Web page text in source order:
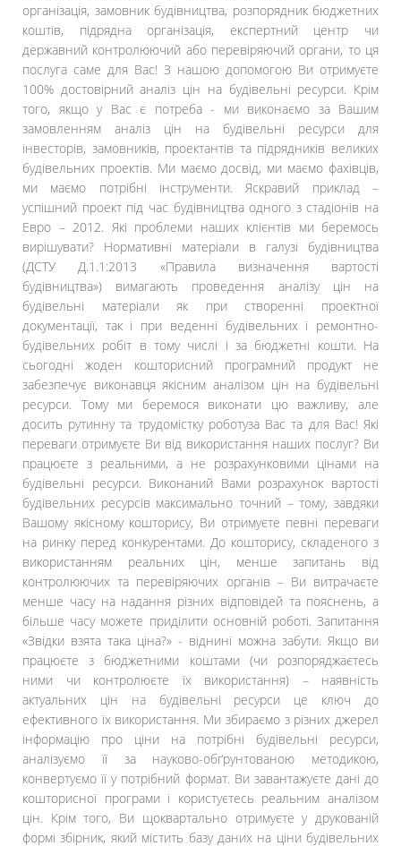
організація, замовник будівництва, розпорядник бюджетних
коштів, підрядна організація, експертний центр чи
державний контролюючий або перевіряючий органи, то ця
послуга саме для Вас! З нашою допомогою Ви отримуєте
100% достовірний аналіз цін на будівельні ресурси. Крім
того, якщо у Вас є потреба - ми виконаємо за Вашим
замовленням аналіз цін на будівельні ресурси для
інвесторів, замовників, проектантів та підрядників великих
будівельних проектів. Ми маємо досвід, ми маємо фахівців,
ми маємо потрібні інструменти. Яскравий приклад –
успішний проект під час будівництва одного з стадіонів на
Евро – 2012. Які проблеми наших клієнтів ми беремось
вирішувати? Нормативні матеріали в галузі будівництва
(ДСТУ Д.1.1:2013 «Правила визначення вартості
будівництва») вимагають проведення аналізу цін на
будівельні матеріали як при створенні проектної
документації, так і при веденні будівельних і ремонтно-
будівельних робіт в тому числі і за бюджетні кошти. На
сьогодні жоден кошторисний програмний продукт не
забезпечує виконавця якісним аналізом цін на будівельні
ресурси. Тому ми беремося виконати цю важливу, але
досить рутинну та трудомістку роботуза Вас та для Вас! Які
переваги отримуєте Ви від використання наших послуг? Ви
працюєте з реальними, а не розрахунковими цінами на
будівельні ресурси. Виконаний Вами розрахунок вартості
будівельних ресурсів максимально точний – тому, завдяки
Вашому якісному кошторису, Ви отримуєте певні переваги
на ринку перед конкурентами. До кошторису, складеного з
використанням реальних цін, менше запитань від
контролюючих та перевіряючих органів – Ви витрачаєте
менше часу на надання різних відповідей та пояснень, а
більше часу можете приділити основній роботі. Запитання
«Звідки взята така ціна?» - віднині можна забути. Якщо ви
працюєте з бюджетними коштами (чи розпоряджаєтесь
ними чи контролюєте їх використання) – наявність
актуальних цін на будівельні ресурси це ключ до
ефективного їх використання. Ми збираємо з різних джерел
інформацію про ціни на потрібні будівельні ресурси,
аналізуємо її за науково-обґрунтованою методикою,
конвертуємо її у потрібний формат. Ви завантажуєте дані до
кошторисної програми і користуєтесь реальним аналізом
цін. Крім того, Ви щоквартально отримуєте у друкованій
формі збірник, який містить базу даних на ціни будівельних